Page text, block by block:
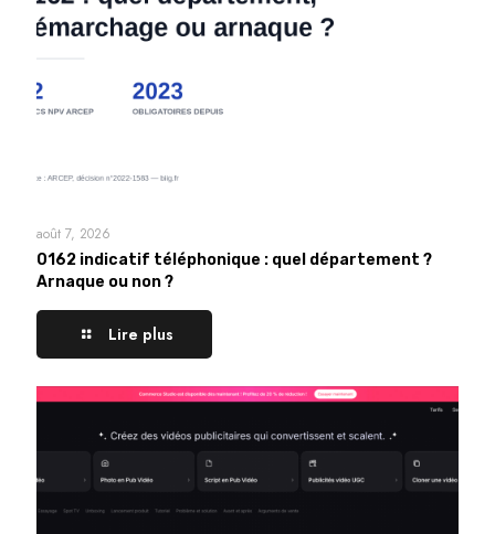
août 7, 2026
0162 indicatif téléphonique : quel département ?
Arnaque ou non ?
Lire plus